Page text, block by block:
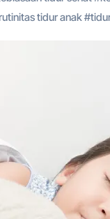
tidur anak#